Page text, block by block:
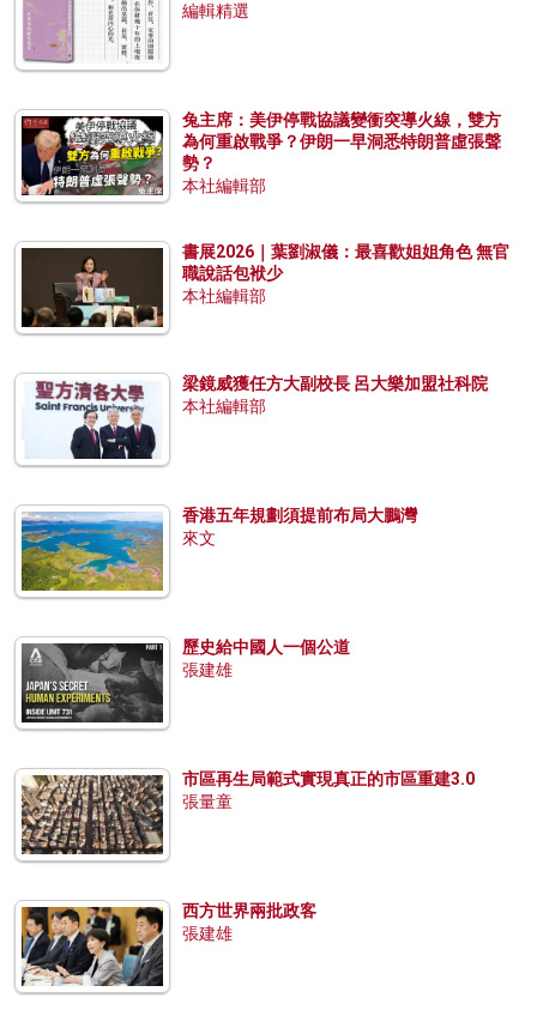
編輯精選
兔主席：美伊停戰協議變衝突導火線，雙方
為何重啟戰爭？伊朗一早洞悉特朗普虛張聲
勢？
本社編輯部
書展2026｜葉劉淑儀：最喜歡姐姐角色 無官
職說話包袱少
本社編輯部
梁鏡威獲任方大副校長 呂大樂加盟社科院
本社編輯部
香港五年規劃須提前布局大鵬灣
來文
歷史給中國人一個公道
張建雄
市區再生局範式實現真正的市區重建3.0
張量童
西方世界兩批政客
張建雄